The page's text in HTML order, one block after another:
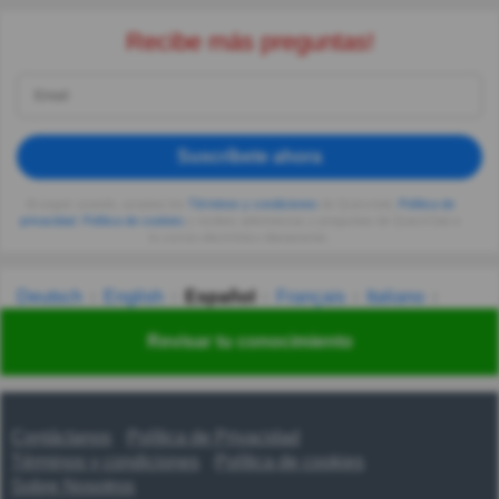
Revisar tu conocimiento
Recibe más preguntas!
Suscríbete ahora
privacidad
Deutsch English Español Français
Italiano
Українська हिन्दी 한국어 汉语
Contáctanos
Política de Privacidad
Términos y condiciones